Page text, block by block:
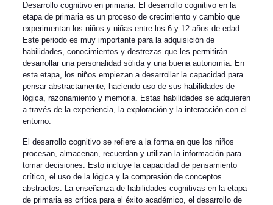
Desarrollo cognitivo en primaria. El desarrollo cognitivo en la
etapa de primaria es un proceso de crecimiento y cambio que
experimentan los niños y niñas entre los 6 y 12 años de edad.
Este periodo es muy importante para la adquisición de
habilidades, conocimientos y destrezas que les permitirán
desarrollar una personalidad sólida y una buena autonomía. En
esta etapa, los niños empiezan a desarrollar la capacidad para
pensar abstractamente, haciendo uso de sus habilidades de
lógica, razonamiento y memoria. Estas habilidades se adquieren
a través de la experiencia, la exploración y la interacción con el
entorno.
El desarrollo cognitivo se refiere a la forma en que los niños
procesan, almacenan, recuerdan y utilizan la información para
tomar decisiones. Esto incluye la capacidad de pensamiento
crítico, el uso de la lógica y la compresión de conceptos
abstractos. La enseñanza de habilidades cognitivas en la etapa
de primaria es crítica para el éxito académico, el desarrollo de